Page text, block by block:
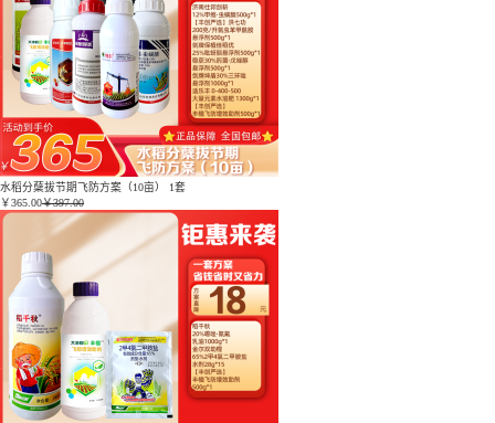
水稻分蘖拔节期飞防方案（10亩） 1套
￥365.00￥397.00